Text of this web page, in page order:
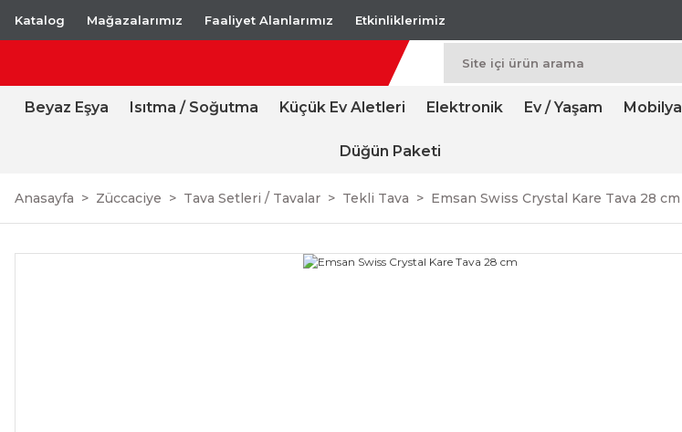
Katalog Mağazalarımız Faaliyet Alanlarımız Etkinliklerimiz
Beyaz Eşya Isıtma / Soğutma Küçük Ev Aletleri Elektronik Ev / Yaşam Mobilya
Düğün Paketi
Anasayfa Züccaciye Tava Setleri / Tavalar Tekli Tava Emsan Swiss Crystal Kare Tava 28 cm